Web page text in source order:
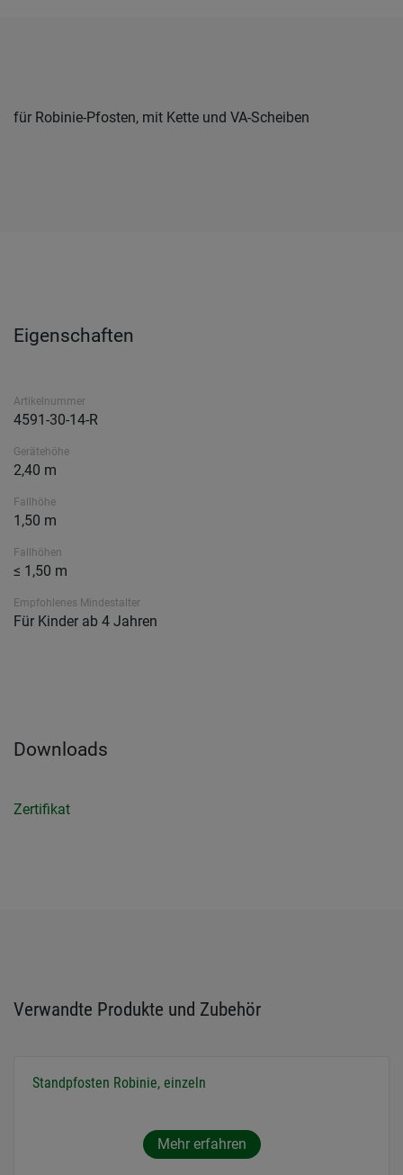
für Robinie-Pfosten, mit Kette und VA-Scheiben
Eigenschaften
Artikelnummer
4591-30-14-R
Gerätehöhe
2,40 m
Fallhöhe
1,50 m
Fallhöhen
≤ 1,50 m
Empfohlenes Mindestalter
Für Kinder ab 4 Jahren
Downloads
Zertifikat
Verwandte Produkte und Zubehör
Standpfosten Robinie, einzeln
Mehr erfahren